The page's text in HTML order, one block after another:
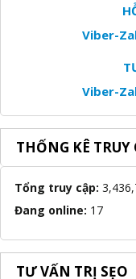
Viber-
Viber-
THỐNG KÊ TRUY
Tổng truy cập:
Đang online: 17
TƯ VẤN TRỊ SẸO